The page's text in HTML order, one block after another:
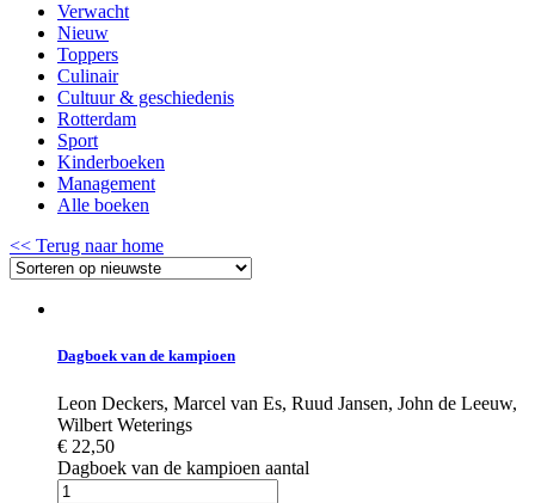
Verwacht
Nieuw
Toppers
Culinair
Cultuur & geschiedenis
Rotterdam
Sport
Kinderboeken
Management
Alle boeken
<< Terug naar home
Dagboek van de kampioen
Leon Deckers, Marcel van Es, Ruud Jansen, John de Leeuw,
Wilbert Weterings
€ 22,50
Dagboek van de kampioen aantal